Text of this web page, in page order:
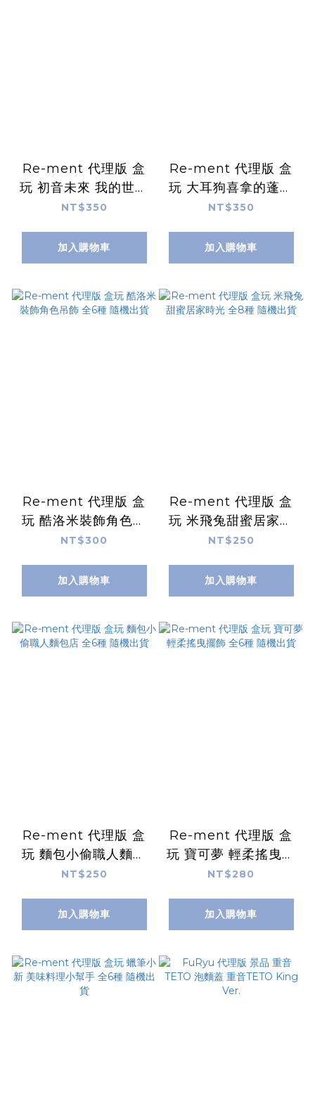
Re-ment 代理版 盒
玩 初音未來 我的世界
新篇章 全4種 隨機出
NT$350
加入購物車
Re-ment 代理版 盒
玩 大耳狗喜拿的蓬蓬
咖啡時光 全6種 隨機
NT$350
加入購物車
Re-ment 代理版 盒
玩 酷洛米裝飾角色吊
飾 全6種 隨機出貨
NT$300
加入購物車
Re-ment 代理版 盒
玩 米飛兔甜蜜居家時
光 全8種 隨機出貨
NT$250
加入購物車
Re-ment 代理版 盒
玩 麵包小偷職人麵包
店 全6種 隨機出貨
NT$250
加入購物車
Re-ment 代理版 盒
玩 寶可夢 輕柔搖曳擺
飾 全6種 隨機出貨
NT$280
加入購物車